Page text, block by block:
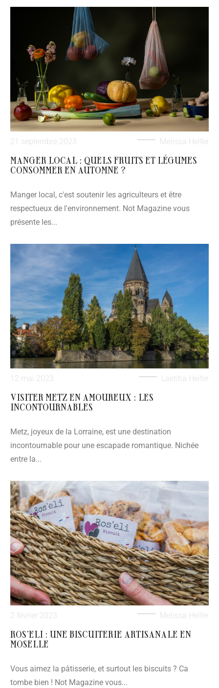
21 septembre 2023 Melissa Helfer
MANGER LOCAL : QUELS FRUITS ET LÉGUMES
CONSOMMER EN AUTOMNE ?
Manger local, c'est soutenir les agriculteurs et être
respectueux de l'environnement. Not Magazine vous
présente les...
12 mai 2023 Laetitia Helfer
VISITER METZ EN AMOUREUX : LES
INCONTOURNABLES
Metz, joyeux de la Lorraine, est une destination
incontournable pour une escapade romantique. Nichée
entre la...
2 février 2023 Melissa Helfer
ROS’ELI : UNE BISCUITERIE ARTISANALE EN
MOSELLE
Vous aimez la pâtisserie, et surtout les biscuits ? Ca
tombe bien ! Not Magazine vous...